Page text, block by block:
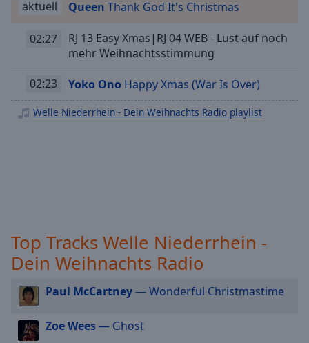
dialog
off,
selected
Picture-
Beginning
dialog
window.
Escape
Welle Niederrhein - Dein 2000er
Welle Niederrhein - Dein Karneval
Welle Niederrhein - Dein Oldie
Welle Niederrhein - Dein Rock Classic
Welle Niederrhein - Dein Hip Hop
aktuell Queen Thank God It's Christmas
02:27
RJ 13 Easy Xmas|RJ 04 WEB - Lust auf noch
mehr Weihnachtsstimmung
02:23 Yoko Ono Happy Xmas (War Is Over)
Welle Niederrhein - Dein Weihnachts Radio playlist
Top Tracks Welle Niederrhein -
Dein Weihnachts Radio
Paul McCartney— Wonderful Christmastime
Zoe Wees— Ghost